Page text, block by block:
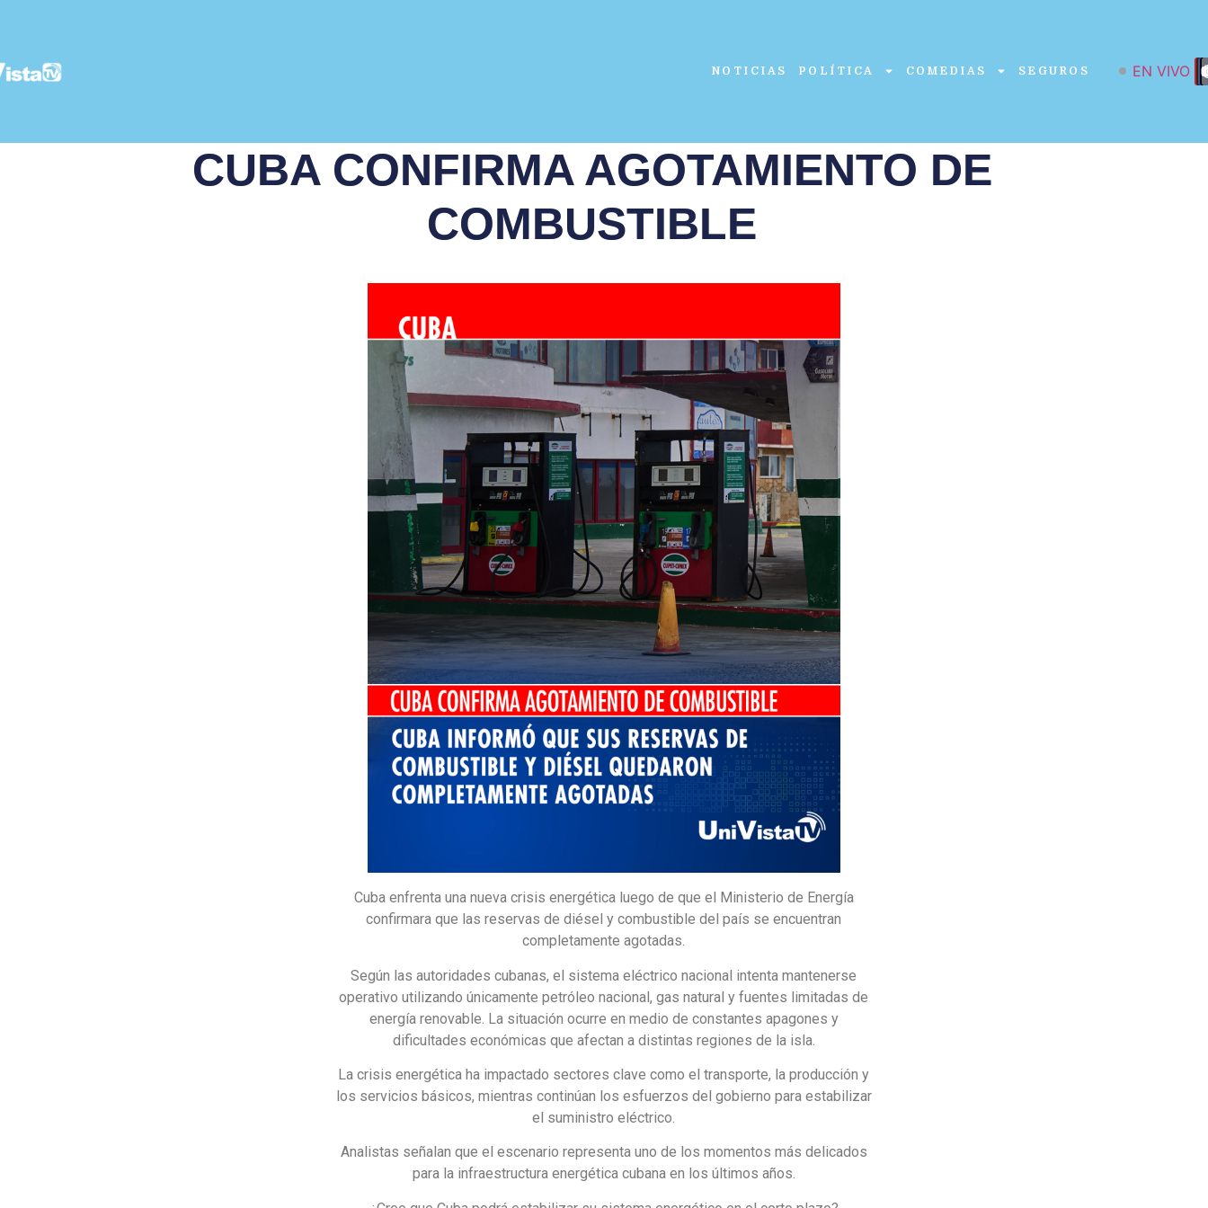
NOTICIAS POLÍTICA COMEDIAS SEGUROS EN VIVO
CUBA CONFIRMA AGOTAMIENTO DE
COMBUSTIBLE
Cuba enfrenta una nueva crisis energética luego de que el Ministerio de Energía
confirmara que las reservas de diésel y combustible del país se encuentran
completamente agotadas.
Según las autoridades cubanas, el sistema eléctrico nacional intenta mantenerse
operativo utilizando únicamente petróleo nacional, gas natural y fuentes limitadas de
energía renovable. La situación ocurre en medio de constantes apagones y
dificultades económicas que afectan a distintas regiones de la isla.
La crisis energética ha impactado sectores clave como el transporte, la producción y
los servicios básicos, mientras continúan los esfuerzos del gobierno para estabilizar
el suministro eléctrico.
Analistas señalan que el escenario representa uno de los momentos más delicados
para la infraestructura energética cubana en los últimos años.